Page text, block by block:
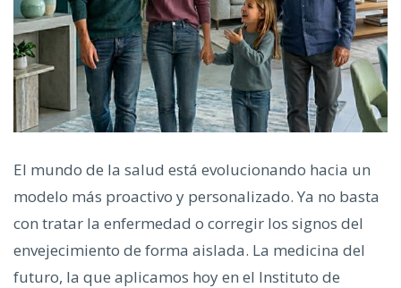
El mundo de la salud está evolucionando hacia un
modelo más proactivo y personalizado. Ya no basta
con tratar la enfermedad o corregir los signos del
envejecimiento de forma aislada. La medicina del
futuro, la que aplicamos hoy en el Instituto de